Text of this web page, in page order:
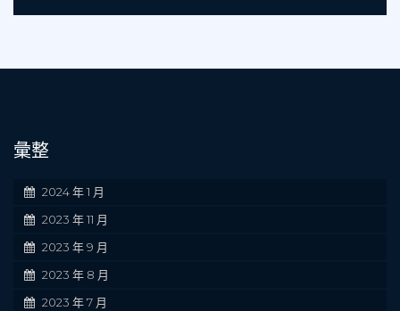
彙整
2024 年 1 月
2023 年 11 月
2023 年 9 月
2023 年 8 月
2023 年 7 月